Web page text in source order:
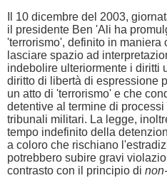
Il 10 dicembre del 2003,
il presidente Ben 'Ali ha
'terrorismo', definito in maniera
lasciare spazio ad
indebolire ulteriormente i diritti
diritto di libertà di espressione
un atto di 'terrorismo' e che
detentive al termine di
tribunali militari. La legge,
tempo indefinito della
a coloro che rischiano
potrebbero subire gravi
contrasto con il principio di